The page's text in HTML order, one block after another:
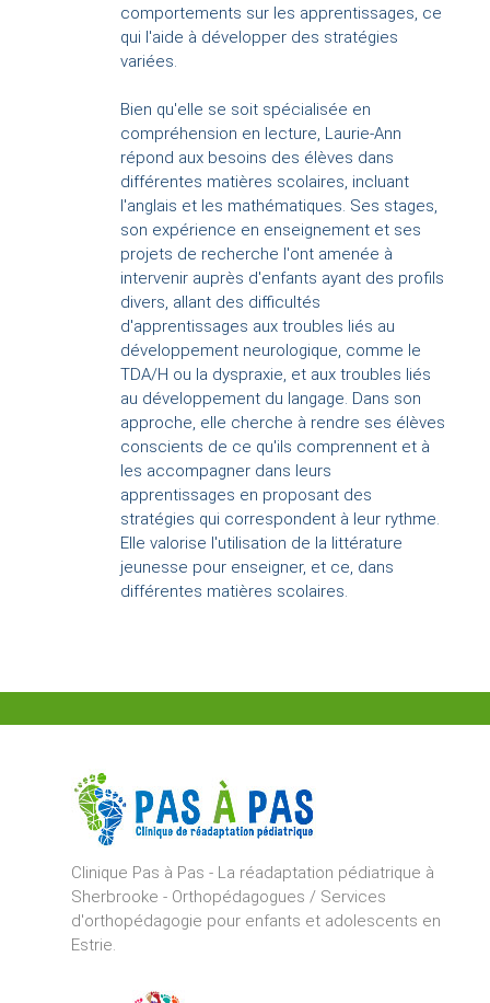
comportements sur les apprentissages, ce
qui l'aide à développer des stratégies
variées.
Bien qu'elle se soit spécialisée en
compréhension en lecture, Laurie-Ann
répond aux besoins des élèves dans
différentes matières scolaires, incluant
l'anglais et les mathématiques. Ses stages,
son expérience en enseignement et ses
projets de recherche l'ont amenée à
intervenir auprès d'enfants ayant des profils
divers, allant des difficultés
d'apprentissages aux troubles liés au
développement neurologique, comme le
TDA/H ou la dyspraxie, et aux troubles liés
au développement du langage. Dans son
approche, elle cherche à rendre ses élèves
conscients de ce qu'ils comprennent et à
les accompagner dans leurs
apprentissages en proposant des
stratégies qui correspondent à leur rythme.
Elle valorise l'utilisation de la littérature
jeunesse pour enseigner, et ce, dans
différentes matières scolaires.
Clinique Pas à Pas - La réadaptation pédiatrique à
Sherbrooke - Orthopédagogues / Services
d'orthopédagogie pour enfants et adolescents en
Estrie.